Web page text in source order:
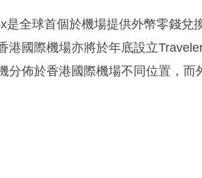
是全球首個於機場提供外幣零錢
港國際機場亦將於年底設立
分佈於香港國際機場不同位置，